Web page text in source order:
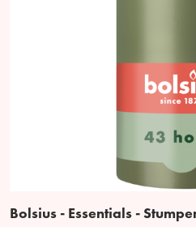
Bolsius - Essentials -